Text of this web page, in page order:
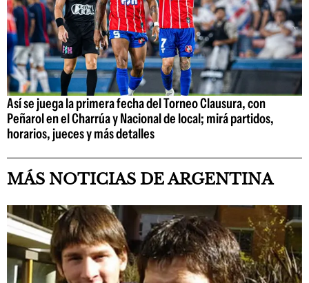
Así se juega la primera fecha del Torneo Clausura, con
Peñarol en el Charrúa y Nacional de local; mirá partidos,
horarios, jueces y más detalles
MÁS NOTICIAS DE ARGENTINA